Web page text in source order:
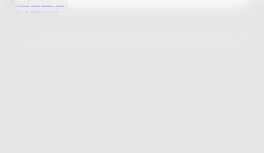
Peřiny a přikrývky